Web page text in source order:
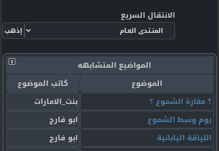
الانتقال السريع
المواضيع المتشابهه
الموضوع
كاتب الموضوع
؟ مغارة الشموع ؟
بنت_الامارات
يوم وسط الشموع
ابو فارج
اللياقة اليابانية
ابو فارج